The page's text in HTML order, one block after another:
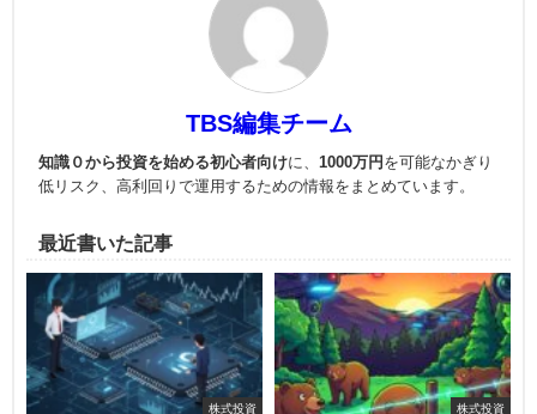
TBS編集チーム
知識０から投資を始める初心者向けに、 1000万円 を可能なかぎり
低リスク、高利回りで運用するための情報をまとめています。
最近書いた記事
株式投資 株式投資